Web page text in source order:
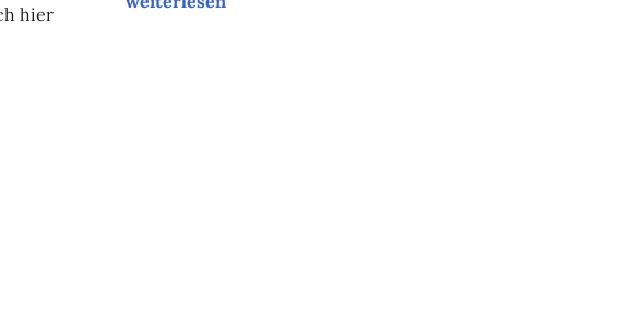
hier
der Menschheit